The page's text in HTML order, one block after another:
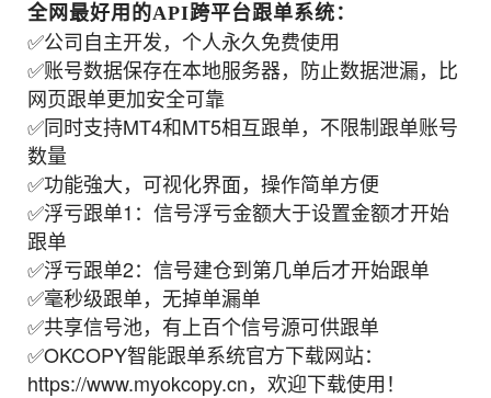
全网最好用的API跨平台跟单系统：
✅公司自主开发，个人永久免费使用
✅账号数据保存在本地服务器，防止数据泄漏，比
网页跟单更加安全可靠
✅同时支持MT4和MT5相互跟单，不限制跟单账号
数量
✅功能強大，可视化界面，操作简单方便
✅浮亏跟单1：信号浮亏金额大于设置金额才开始
跟单
✅浮亏跟单2：信号建仓到第几单后才开始跟单
✅毫秒级跟单，无掉单漏单
✅共享信号池，有上百个信号源可供跟单
✅OKCOPY智能跟单系统官方下载网站：
https://www.myokcopy.cn，欢迎下载使用！